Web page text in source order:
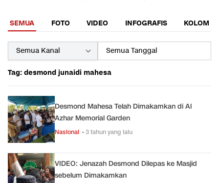
SEMUA FOTO VIDEO INFOGRAFIS KOLOM
Tag: desmond junaidi mahesa
Desmond Mahesa Telah Dimakamkan di Al
Azhar Memorial Garden
Nasional • 3 tahun yang lalu
VIDEO: Jenazah Desmond Dilepas ke Masjid
sebelum Dimakamkan